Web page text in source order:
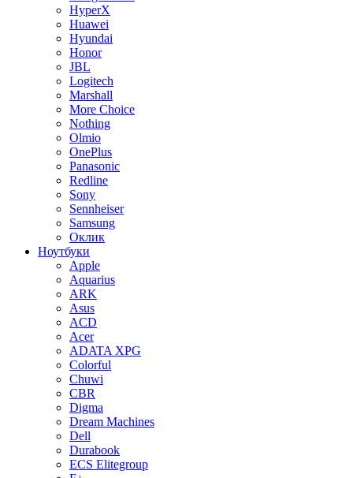
HyperX
Huawei
Hyundai
Honor
JBL
Logitech
Marshall
More Choice
Nothing
Olmio
OnePlus
Panasonic
Redline
Sony
Sennheiser
Samsung
Оклик
Ноутбуки
Apple
Aquarius
ARK
Asus
ACD
Acer
ADATA XPG
Colorful
Chuwi
CBR
Digma
Dream Machines
Dell
Durabook
ECS Elitegroup